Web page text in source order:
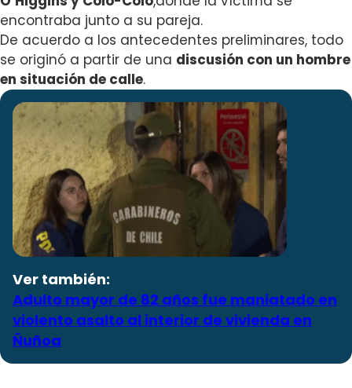
encontraba junto a su pareja.
De acuerdo a los antecedentes preliminares, todo
se originó a partir de una discusión con un hombre
en situación de calle.
Ver también:
Adulto mayor de 82 años fue maniatado en
violento asalto al interior de vivienda en
Ñuñoa